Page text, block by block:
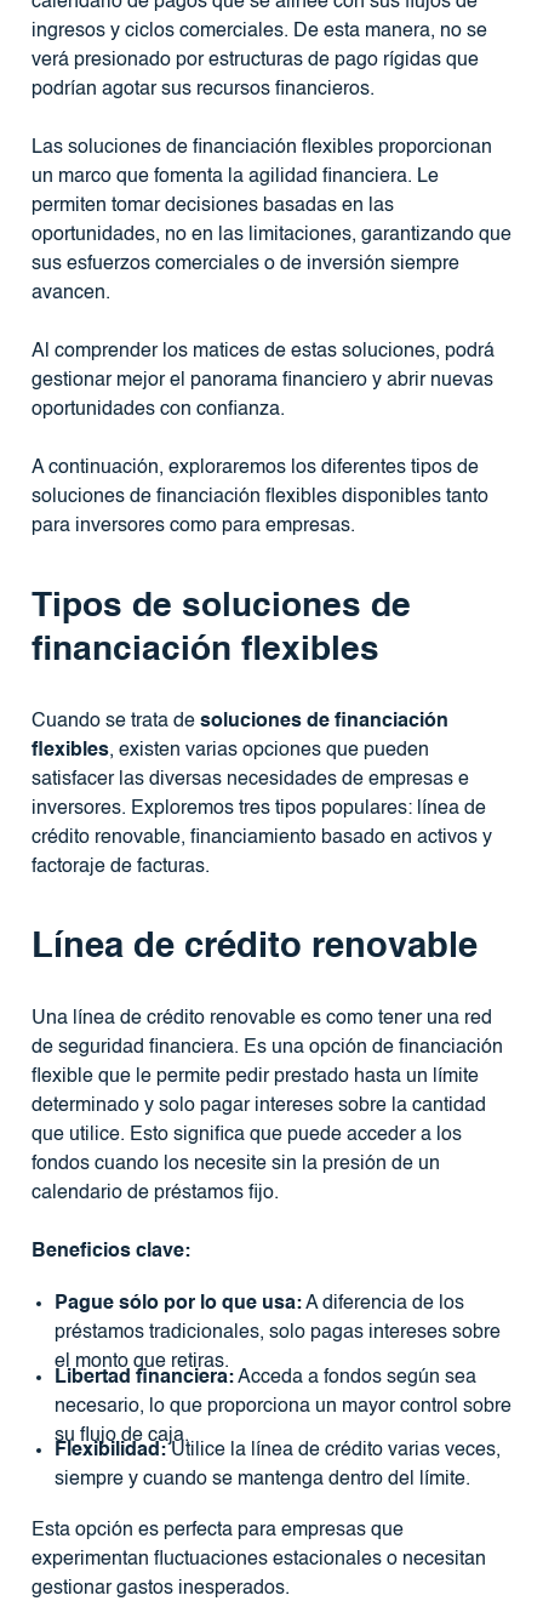
ingresos y ciclos comerciales. De esta manera, no se
verá presionado por estructuras de pago rígidas que
podrían agotar sus recursos financieros.
Las soluciones de financiación flexibles proporcionan
un marco que fomenta la agilidad financiera. Le
permiten tomar decisiones basadas en las
oportunidades, no en las limitaciones, garantizando que
sus esfuerzos comerciales o de inversión siempre
avancen.
Al comprender los matices de estas soluciones, podrá
gestionar mejor el panorama financiero y abrir nuevas
oportunidades con confianza.
A continuación, exploraremos los diferentes tipos de
soluciones de financiación flexibles disponibles tanto
para inversores como para empresas.
Tipos de soluciones de
financiación flexibles
Cuando se trata de soluciones de financiación
flexibles, existen varias opciones que pueden
satisfacer las diversas necesidades de empresas e
inversores. Exploremos tres tipos populares: línea de
crédito renovable, financiamiento basado en activos y
factoraje de facturas.
Línea de crédito renovable
Una línea de crédito renovable es como tener una red
de seguridad financiera. Es una opción de financiación
flexible que le permite pedir prestado hasta un límite
determinado y solo pagar intereses sobre la cantidad
que utilice. Esto significa que puede acceder a los
fondos cuando los necesite sin la presión de un
calendario de préstamos fijo.
Beneficios clave:
Pague sólo por lo que usa:A diferencia de los
préstamos tradicionales, solo pagas intereses sobre
el monto que retiras.
Libertad financiera:Acceda a fondos según sea
necesario, lo que proporciona un mayor control sobre
su flujo de caja.
Flexibilidad:Utilice la línea de crédito varias veces,
siempre y cuando se mantenga dentro del límite.
Esta opción es perfecta para empresas que
experimentan fluctuaciones estacionales o necesitan
gestionar gastos inesperados.